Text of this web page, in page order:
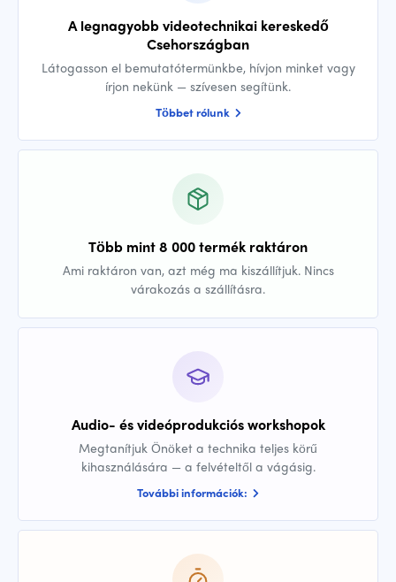
A legnagyobb videotechnikai kereskedő
Csehországban
Látogasson el bemutatótermünkbe, hívjon minket vagy
írjon nekünk — szívesen segítünk.
Többet rólunk
Több mint 8 000 termék raktáron
Ami raktáron van, azt még ma kiszállítjuk. Nincs
várakozás a szállításra.
Audio- és videóprodukciós workshopok
Megtanítjuk Önöket a technika teljes körű
kihasználására — a felvételtől a vágásig.
További információk: